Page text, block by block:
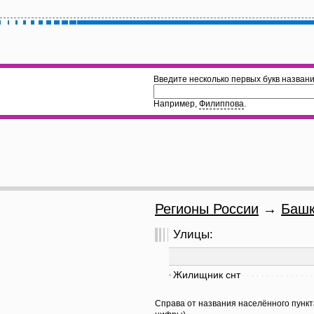
Введите несколько первых букв
Например, Филиппова.
Регионы России →
Улицы:
Жилищник снт
Справа от названия населённого